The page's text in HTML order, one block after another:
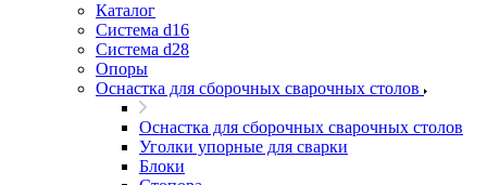
Каталог
Система d16
Система d28
Опоры
Оснастка для сборочных сварочных столов
Оснастка для сборочных сварочных столов
Уголки упорные для сварки
Блоки